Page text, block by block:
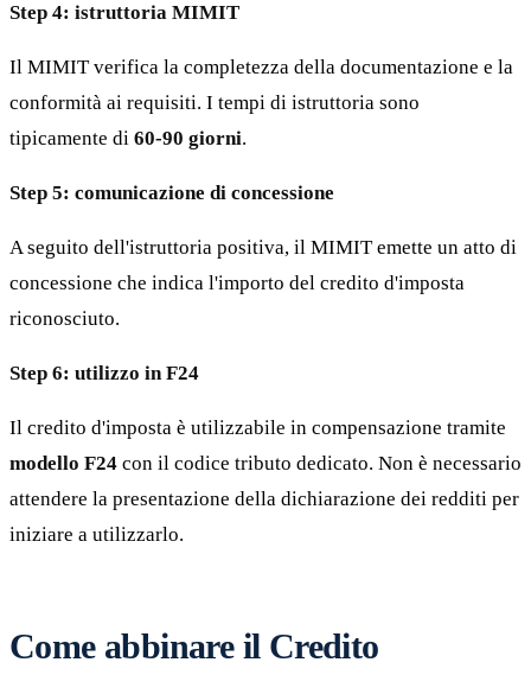
Step 4: istruttoria MIMIT
Il MIMIT verifica la completezza della documentazione e la
conformità ai requisiti. I tempi di istruttoria sono
tipicamente di 60-90 giorni.
Step 5: comunicazione di concessione
A seguito dell'istruttoria positiva, il MIMIT emette un atto di
concessione che indica l'importo del credito d'imposta
riconosciuto.
Step 6: utilizzo in F24
Il credito d'imposta è utilizzabile in compensazione tramite
modello F24 con il codice tributo dedicato. Non è necessario
attendere la presentazione della dichiarazione dei redditi per
iniziare a utilizzarlo.
Come abbinare il Credito